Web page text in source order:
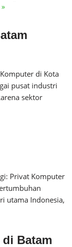
di Kota
pusat industri
sektor
Privat Komputer
utama Indonesia,
Batam